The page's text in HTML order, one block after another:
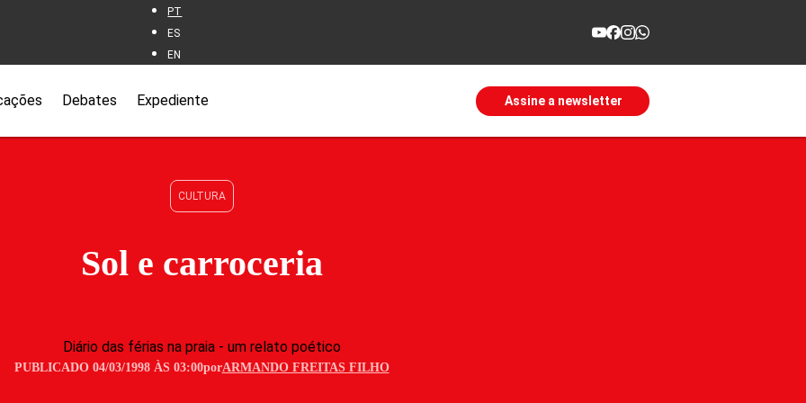
PT
ES
EN
Debates Expediente Assine a newsletter
CULTURA
Sol e carroceria
Diário das férias na praia - um relato poético
PUBLICADO 04/03/1998 ÀS 03:00porARMANDO FREITAS FILHO